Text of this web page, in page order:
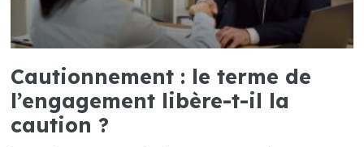
Cautionnement : le terme de
l’engagement libère-t-il la
caution ?